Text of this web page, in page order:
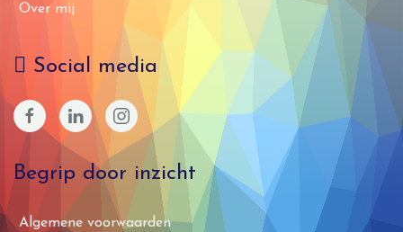
Over mij
Social media
Begrip door inzicht
Algemene voorwaarden